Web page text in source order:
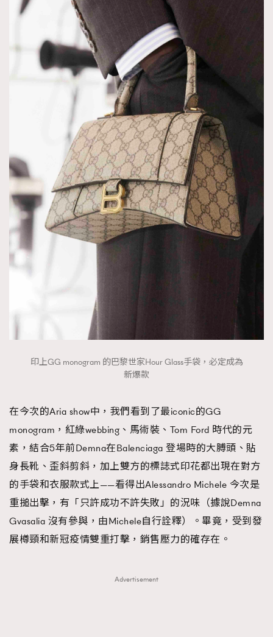
印上GG monogram 的巴黎世家Hour Glass手袋，必定成為
新爆款
在今次的Aria show中，我們看到了最iconic的GG
monogram，紅綠webbing、馬術裝、Tom Ford 時代的元
素，結合5年前Demna在Balenciaga 登場時的大膊頭、貼
身長靴、歪斜剪斜，加上雙方的標誌式印花都出現在對方
的手袋和衣服款式上——看得出Alessandro Michele 今次是
重搥出擊，有「只許成功不許失敗」的況味（據說Demna
Gvasalia 沒有參與，由Michele自行詮釋）。畢竟，受到發
展樽頸和新冠疫情雙重打擊，銷售壓力的確存在。
Advertisement